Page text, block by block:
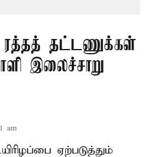
ரத்தத் தட்டணுக்கள்
இலைச்சாறு
am
ஏற்படுத்தும்